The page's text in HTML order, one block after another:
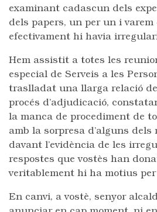
examinant cadascun dels
dels papers, un per un i
efectivament hi havia
Hem assistit a totes les
especial de Serveis a les
traslladat una llarga relació
procés d’adjudicació,
la manca de procediment de
amb la sorpresa d’alguns dels
davant l’evidència de les
respostes que vostès han
veritablement hi ha motius per
En canvi, a vostè, senyor